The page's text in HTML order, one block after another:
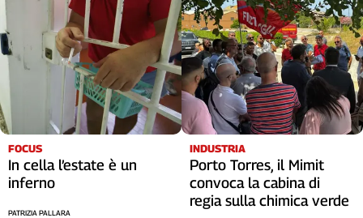
FOCUS
In cella l’estate è un
inferno
PATRIZIA PALLARA
INDUSTRIA
Porto Torres, il Mimit
convoca la cabina di
regia sulla chimica verde